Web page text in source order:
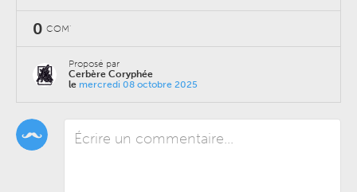
0 COM'
Proposé par
Cerbère Coryphée
le mercredi 08 octobre 2025